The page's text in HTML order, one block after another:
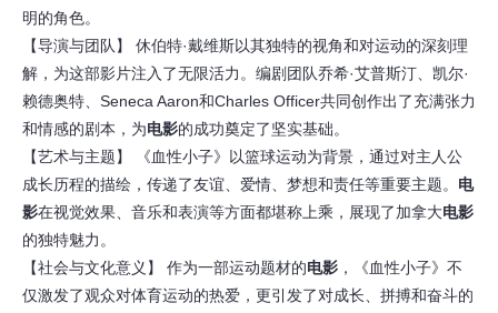
明的角色。
【导演与团队】 休伯特·戴维斯以其独特的视角和对运动的深刻理
解，为这部影片注入了无限活力。编剧团队乔希·艾普斯汀、凯尔·
赖德奥特、Seneca Aaron和Charles Officer共同创作出了充满张力
和情感的剧本，为电影的成功奠定了坚实基础。
【艺术与主题】 《血性小子》以篮球运动为背景，通过对主人公
成长历程的描绘，传递了友谊、爱情、梦想和责任等重要主题。 电
影在视觉效果、音乐和表演等方面都堪称上乘，展现了加拿大电影
的独特魅力。
【社会与文化意义】 作为一部运动题材的电影 ，《血性小子》不
仅激发了观众对体育运动的热爱，更引发了对成长、拼搏和奋斗的